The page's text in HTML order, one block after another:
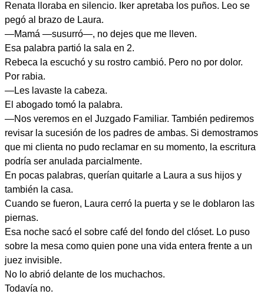
Renata lloraba en silencio. Iker apretaba los puños. Leo se
pegó al brazo de Laura.
—Mamá —susurró—, no dejes que me lleven.
Esa palabra partió la sala en 2.
Rebeca la escuchó y su rostro cambió. Pero no por dolor.
Por rabia.
—Les lavaste la cabeza.
El abogado tomó la palabra.
—Nos veremos en el Juzgado Familiar. También pediremos
revisar la sucesión de los padres de ambas. Si demostramos
que mi clienta no pudo reclamar en su momento, la escritura
podría ser anulada parcialmente.
En pocas palabras, querían quitarle a Laura a sus hijos y
también la casa.
Cuando se fueron, Laura cerró la puerta y se le doblaron las
piernas.
Esa noche sacó el sobre café del fondo del clóset. Lo puso
sobre la mesa como quien pone una vida entera frente a un
juez invisible.
No lo abrió delante de los muchachos.
Todavía no.